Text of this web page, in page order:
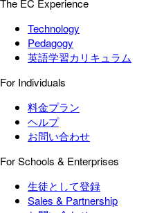
The EC Experience
Technology
Pedagogy
英語学習カリキュラム
For Individuals
料金プラン
ヘルプ
お問い合わせ
For Schools & Enterprises
生徒として登録
Sales & Partnership